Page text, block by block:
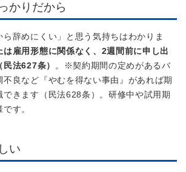
かりだから
ら辞めにくい」と思う気持ちはわかりま
は雇用形態に関係なく、2週間前に申し出
法627条） 。※契約期間の定めがあるバ
不良など『やむを得ない事由』があれば期
できます（民法628条）。研修中や試用期
す。
い